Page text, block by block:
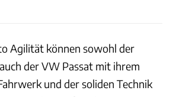
Agilität können sowohl der
der VW Passat mit ihrem
und der soliden Technik